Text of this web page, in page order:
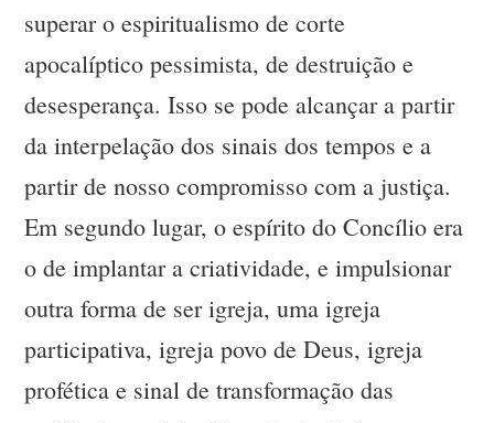
superar o espiritualismo de corte
apocalíptico pessimista, de destruição e
desesperança. Isso se pode alcançar a partir
da interpelação dos sinais dos tempos e a
partir de nosso compromisso com a justiça.
Em segundo lugar, o espírito do Concílio era
o de implantar a criatividade, e impulsionar
outra forma de ser igreja, uma igreja
participativa, igreja povo de Deus, igreja
profética e sinal de transformação das